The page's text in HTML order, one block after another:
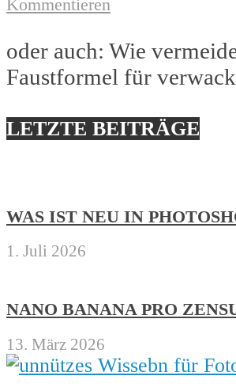
Kommentieren
oder auch: Wie
Faustformel für
LETZTE BEITRÄGE
WAS IST NEU IN
1. Juli 2026
NANO BANANA PRO
13. März 2026